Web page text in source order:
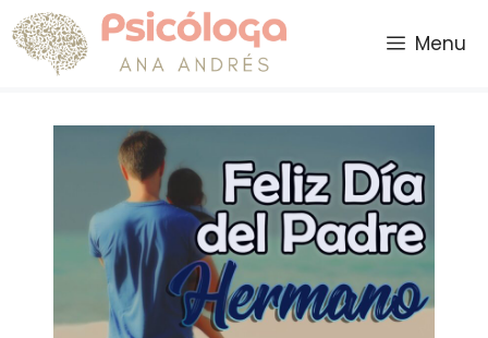
Saltar
al
contenido
Menu